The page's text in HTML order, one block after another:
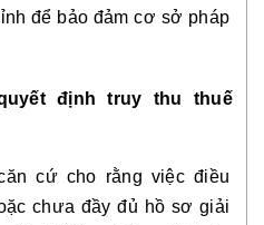
để bảo đảm cơ sở pháp
định truy thu thuế
cứ cho rằng việc điều
chưa đầy đủ hồ sơ giải